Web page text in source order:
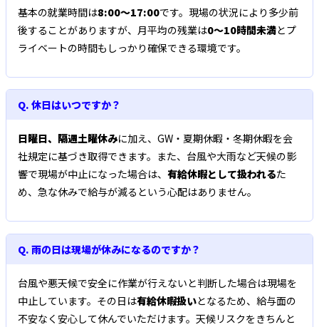
基本の就業時間は8:00〜17:00です。現場の状況により多少前
後することがありますが、月平均の残業は0〜10時間未満とプ
ライベートの時間もしっかり確保できる環境です。
Q. 休日はいつですか？
日曜日、隔週土曜休みに加え、GW・夏期休暇・冬期休暇を会
社規定に基づき取得できます。また、台風や大雨など天候の影
響で現場が中止になった場合は、 有給休暇として扱われるた
め、急な休みで給与が減るという心配はありません。
Q. 雨の日は現場が休みになるのですか？
台風や悪天候で安全に作業が行えないと判断した場合は現場を
中止しています。その日は有給休暇扱いとなるため、給与面の
不安なく安心して休んでいただけます。天候リスクをきちんと